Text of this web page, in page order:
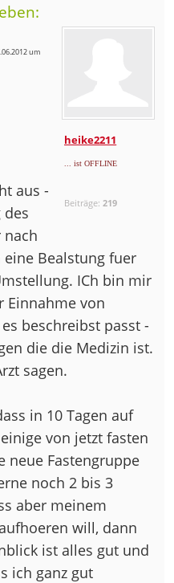
heike2211
... ist OFFLINE
Beiträge: 219
um
aus -
des
nach
Bealstung fuer
ICh bin mir
Einnahme von
beschreibst passt -
die die Medizin ist.
sagen.
in 10 Tagen auf
von jetzt fasten
neue Fastengruppe
noch 2 bis 3
aber meinem
will, dann
ist alles gut und
ich ganz gut